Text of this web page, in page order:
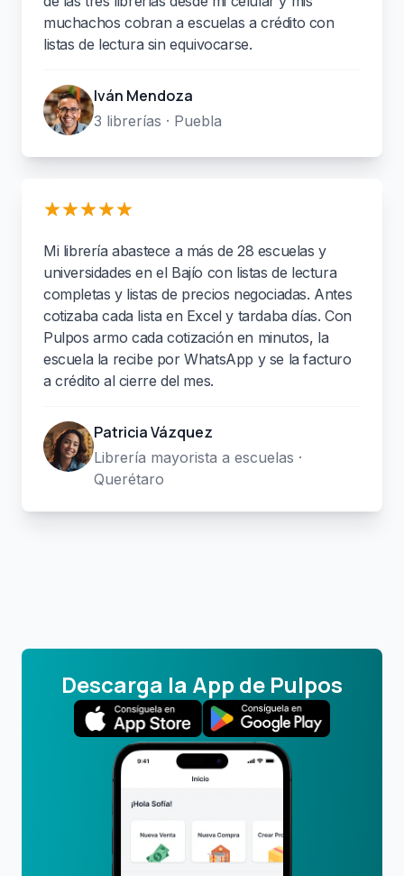
muchachos cobran a escuelas a crédito con
listas de lectura sin equivocarse.
Iván Mendoza
3 librerías · Puebla
Mi librería abastece a más de 28 escuelas y
universidades en el Bajío con listas de lectura
completas y listas de precios negociadas. Antes
cotizaba cada lista en Excel y tardaba días. Con
Pulpos armo cada cotización en minutos, la
escuela la recibe por WhatsApp y se la facturo
a crédito al cierre del mes.
Patricia Vázquez
Librería mayorista a escuelas ·
Querétaro
Descarga la App de Pulpos